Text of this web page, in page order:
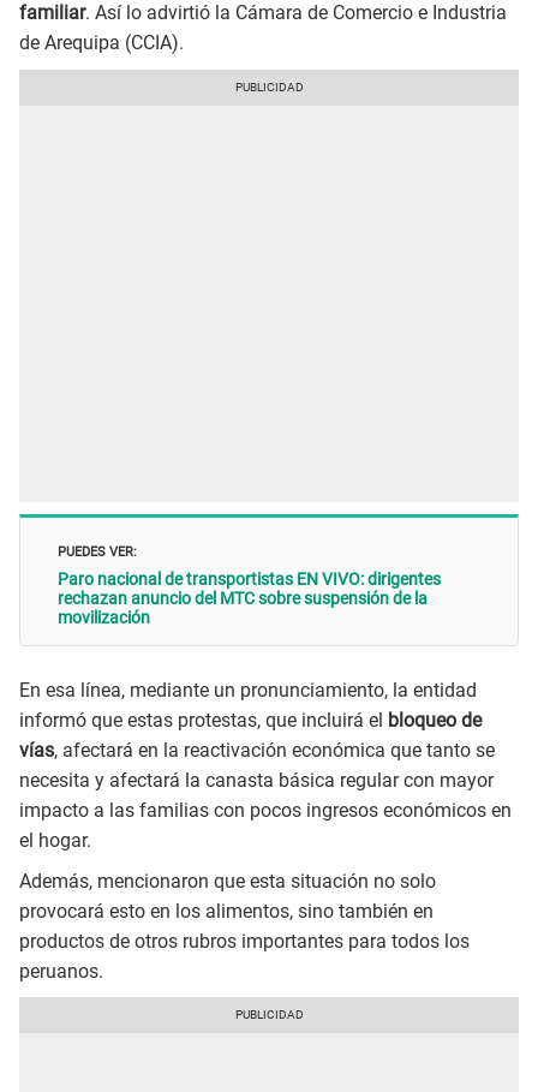
familiar. Así lo advirtió la Cámara de Comercio e Industria
de Arequipa (CCIA).
PUEDES VER:
Paro nacional de transportistas EN VIVO: dirigentes
rechazan anuncio del MTC sobre suspensión de la
movilización
En esa línea, mediante un pronunciamiento, la entidad
informó que estas protestas, que incluirá el bloqueo de
vías, afectará en la reactivación económica que tanto se
necesita y afectará la canasta básica regular con mayor
impacto a las familias con pocos ingresos económicos en
el hogar.
Además, mencionaron que esta situación no solo
provocará esto en los alimentos, sino también en
productos de otros rubros importantes para todos los
peruanos.